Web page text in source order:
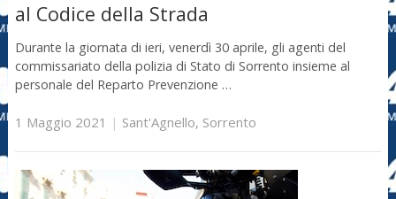
al Codice della Strada
Durante la giornata di ieri, venerdì 30 aprile, gli agenti del
commissariato della polizia di Stato di Sorrento insieme al
personale del Reparto Prevenzione …
1 Maggio 2021 | Sant'Agnello, Sorrento